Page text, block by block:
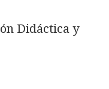
Didáctica y